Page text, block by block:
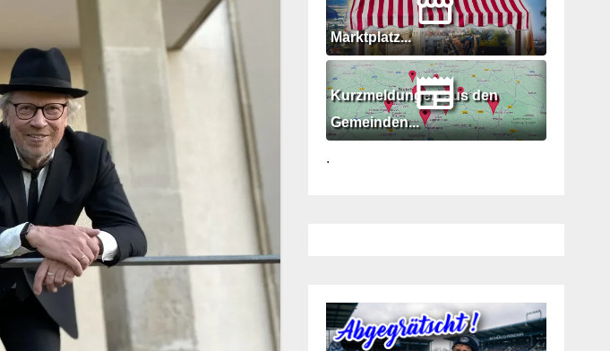
Marktplatz...
Kurzmeldungen aus den
Gemeinden...
.